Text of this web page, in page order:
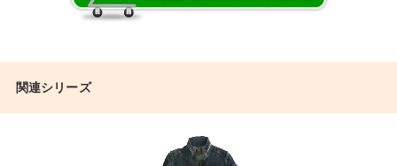
関連シリーズ